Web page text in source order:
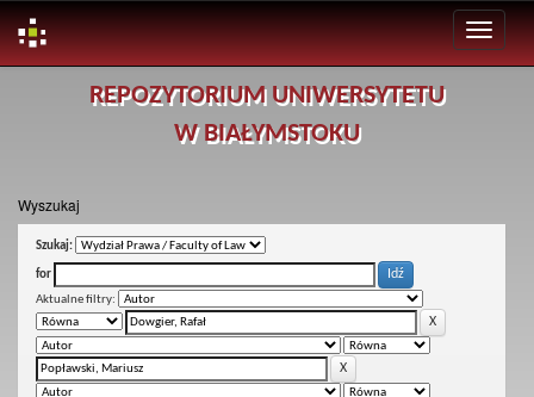
REPOZYTORIUM UNIWERSYTETU
W BIAŁYMSTOKU
Wyszukaj
Szukaj:
for
Aktualne filtry: